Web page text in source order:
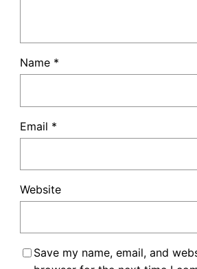
Name *
Email *
Website
Save my name, email, and